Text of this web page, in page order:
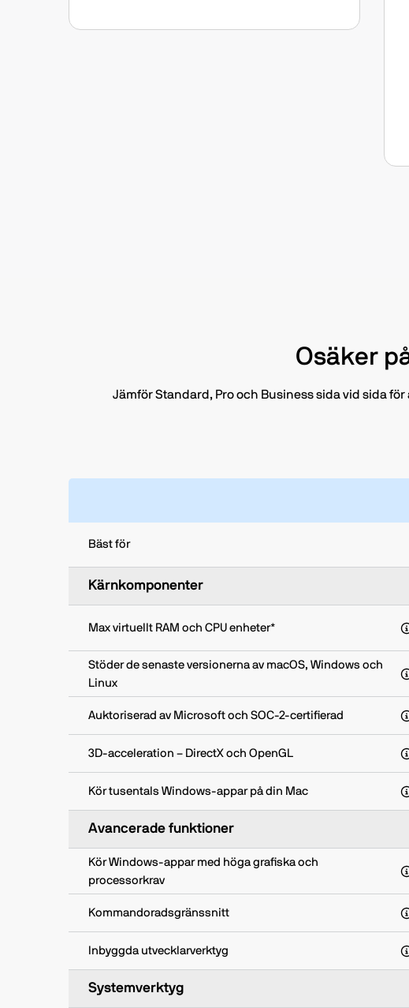
Osäker
Jämför Standard, Pro och Business sida vid sida
Bäst för
Kärnkomponenter
Max virtuellt RAM och CPU enheter*
Stöder de senaste versionerna av macOS, Windows och
Linux
Auktoriserad av Microsoft och SOC-2-certifierad
3D-acceleration – DirectX och OpenGL
Kör tusentals Windows‑appar på din Mac
Avancerade funktioner
Kör Windows‑appar med höga grafiska och
processorkrav
Kommandoradsgränssnitt
Inbyggda utvecklarverktyg
Systemverktyg